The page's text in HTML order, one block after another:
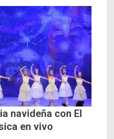
navideña con El
en vivo